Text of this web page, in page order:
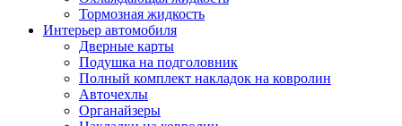
Тормозная жидкость
Интерьер автомобиля
Дверные карты
Подушка на подголовник
Полный комплект накладок на ковролин
Авточехлы
Органайзеры